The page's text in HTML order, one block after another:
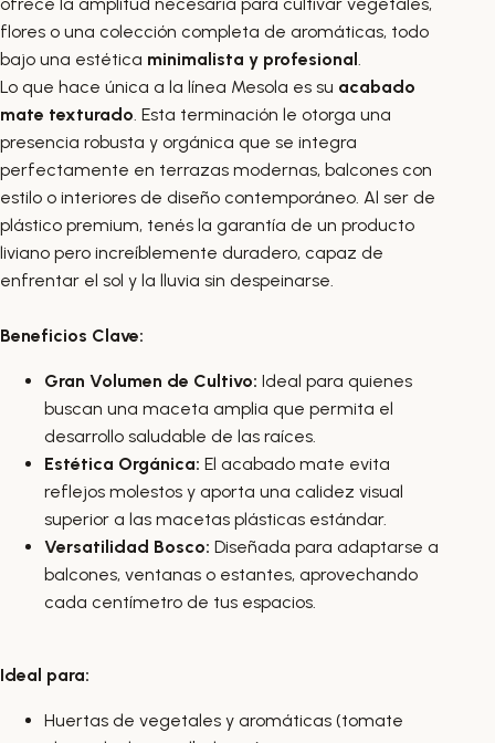
flores o una colección completa de aromáticas, todo
bajo una estética minimalista y profesional.
Lo que hace única a la línea Mesola es su acabado
mate texturado. Esta terminación le otorga una
presencia robusta y orgánica que se integra
perfectamente en terrazas modernas, balcones con
estilo o interiores de diseño contemporáneo. Al ser de
plástico premium, tenés la garantía de un producto
liviano pero increíblemente duradero, capaz de
enfrentar el sol y la lluvia sin despeinarse.
Beneficios Clave:
Gran Volumen de Cultivo: Ideal para quienes
buscan una maceta amplia que permita el
desarrollo saludable de las raíces.
Estética Orgánica: El acabado mate evita
reflejos molestos y aporta una calidez visual
superior a las macetas plásticas estándar.
Versatilidad Bosco: Diseñada para adaptarse a
balcones, ventanas o estantes, aprovechando
cada centímetro de tus espacios.
Ideal para:
Huertas de vegetales y aromáticas (tomate